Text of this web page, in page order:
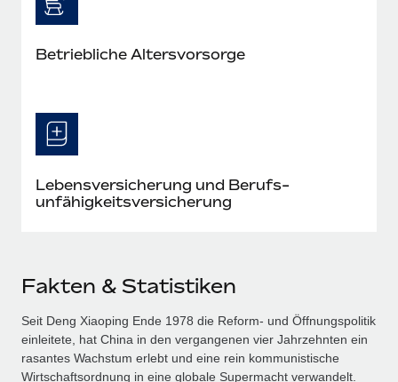
Betriebliche Altersvorsorge
Lebensversicherung und Berufs­
unfähigkeits­versicherung
Fakten & Statistiken
Seit Deng Xiaoping Ende 1978 die Reform‑ und Öffnungspolitik
einleitete, hat China in den vergangenen vier Jahrzehnten ein
rasantes Wachstum erlebt und eine rein kommunistische
Wirtschaftsordnung in eine globale Supermacht verwandelt.